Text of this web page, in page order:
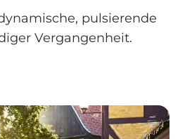
pulsierende
Vergangenheit.